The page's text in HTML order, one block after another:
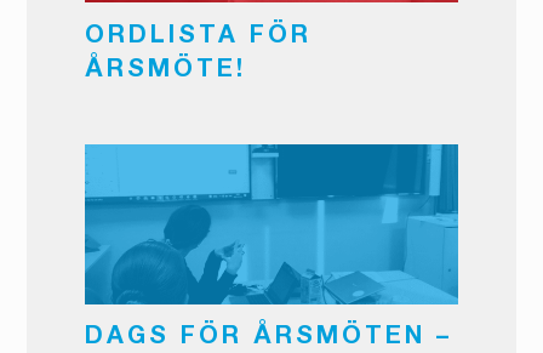
ORDLISTA FÖR
ÅRSMÖTE!
DAGS FÖR ÅRSMÖTEN –